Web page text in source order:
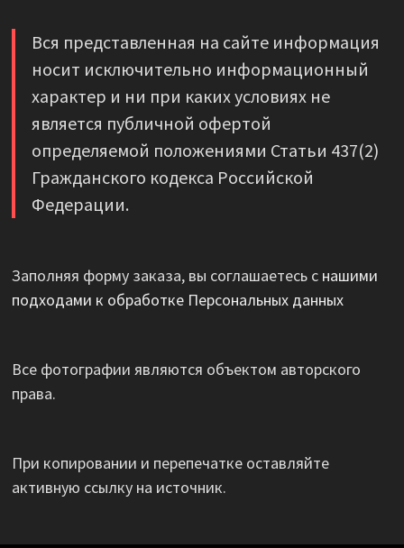
Вся представленная на сайте информация
носит исключительно информационный
характер и ни при каких условиях не
является публичной офертой
определяемой положениями Статьи 437(2)
Гражданского кодекса Российской
Федерации.
Заполняя форму заказа, вы соглашаетесь с нашими
подходами к обработке Персональных данных
Все фотографии являются объектом авторского
права.
При копировании и перепечатке оставляйте
активную ссылку на источник.